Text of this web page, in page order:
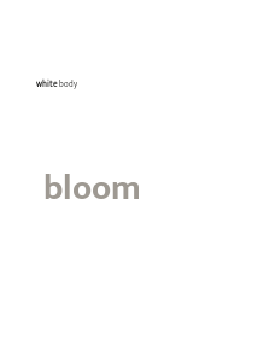
whitebody
bloom